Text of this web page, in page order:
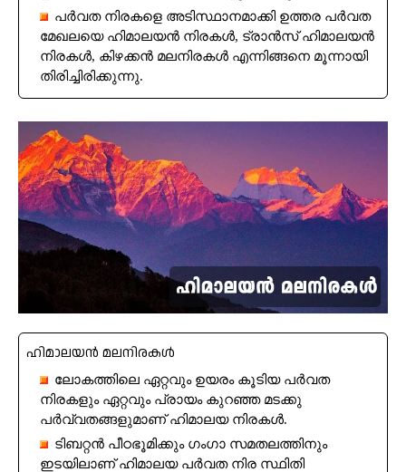
പർവത നിരകളെ അടിസ്ഥാനമാക്കി ഉത്തര പർവത
മേഖലയെ ഹിമാലയൻ നിരകൾ, ട്രാൻസ് ഹിമാലയൻ
നിരകൾ, കിഴക്കൻ മലനിരകൾ എന്നിങ്ങനെ മൂന്നായി
തിരിച്ചിരിക്കുന്നു.
ഹിമാലയൻ മലനിരകൾ
ലോകത്തിലെ ഏറ്റവും ഉയരം കൂടിയ പർവത
നിരകളും ഏറ്റവും പ്രായം കുറഞ്ഞ മടക്കു
പർവ്വതങ്ങളുമാണ് ഹിമാലയ നിരകൾ.
ടിബറ്റൻ പീഠഭൂമിക്കും ഗംഗാ സമതലത്തിനും
ഇടയിലാണ് ഹിമാലയ പർവത നിര സ്ഥിതി